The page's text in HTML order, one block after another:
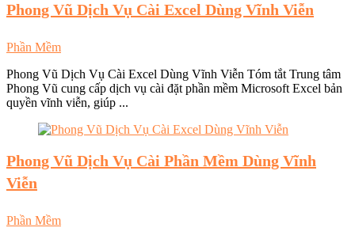
Phong Vũ Dịch Vụ Cài Excel Dùng Vĩnh Viễn
Phần Mềm
Phong Vũ Dịch Vụ Cài Excel Dùng Vĩnh Viễn Tóm tắt Trung tâm
Phong Vũ cung cấp dịch vụ cài đặt phần mềm Microsoft Excel bản
quyền vĩnh viễn, giúp ...
Phong Vũ Dịch Vụ Cài Phần Mềm Dùng Vĩnh
Viễn
Phần Mềm